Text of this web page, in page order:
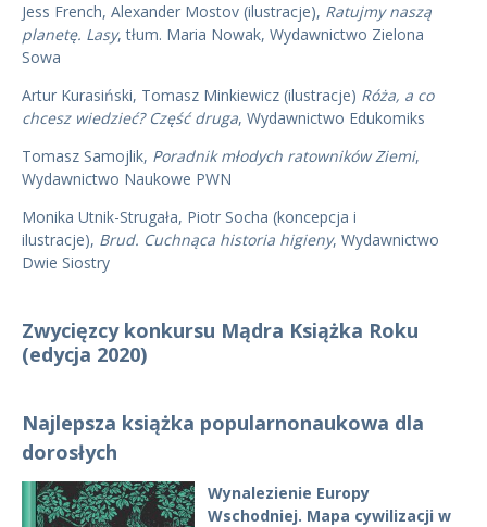
Jess French, Alexander Mostov (ilustracje), Ratujmy naszą
planetę. Lasy, tłum. Maria Nowak, Wydawnictwo Zielona
Sowa
Artur Kurasiński, Tomasz Minkiewicz (ilustracje) Róża, a co
chcesz wiedzieć? Część druga, Wydawnictwo Edukomiks
Tomasz Samojlik, Poradnik młodych ratowników Ziemi,
Wydawnictwo Naukowe PWN
Monika Utnik-Strugała, Piotr Socha (koncepcja i
ilustracje), Brud. Cuchnąca historia higieny, Wydawnictwo
Dwie Siostry
Zwycięzcy konkursu Mądra Książka Roku
(edycja 2020)
Najlepsza książka popularnonaukowa dla
dorosłych
Wynalezienie Europy
Wschodniej. Mapa cywilizacji w